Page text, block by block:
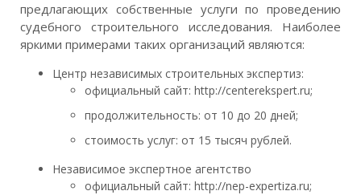
предлагающих собственные услуги по проведению
судебного строительного исследования. Наиболее
яркими примерами таких организаций являются:
Центр независимых строительных экспертиз:
официальный сайт: http://centerekspert.ru;
продолжительность: от 10 до 20 дней;
стоимость услуг: от 15 тысяч рублей.
Независимое экспертное агентство
официальный сайт: http://nep-expertiza.ru;